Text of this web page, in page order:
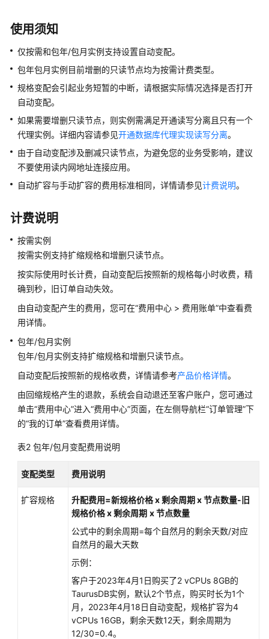
予
使
用
TaurusDB
权
限
购
实
例
接
实
例
用
数
据
库
数
据
迁
实
例
管
理
看
TaurusDB
TaurusDB
使用须知
仅按需和包年/包月实例支持设置自动变配。
包年包月实例目前增删的只读节点均为按需计费类型。
规格变配会引起业务短暂的中断，请根据实际情况选择是否打开
自动变配。
如果需要增删只读节点，则实例需满足开通读写分离且只有一个
代理实例。详细内容请参见开通数据库代理实现读写分离。
由于自动变配涉及删减只读节点，为避免您的业务受影响，建议
不要使用读内网地址连接应用。
自动扩容与手动扩容的费用标准相同，详情请参见计费说明。
计费说明
按需实例
按需实例支持扩缩规格和增删只读节点。
按实际使用时长计费，自动变配后按照新的规格每小时收费，精
确到秒，旧订单自动失效。
由自动变配产生的费用，您可在“费用中心 > 费用账单”中查看费
用详情。
包年/包月实例
包年/包月实例支持扩缩规格和增删只读节点。
自动变配后按照新的规格收费，详情请参考产品价格详情。
由回缩规格产生的退款，系统会自动退还至客户账户，您可通过
单击“费用中心”进入“费用中心”页面，在左侧导航栏“订单管理”下
的“我的订单”查看费用详情。
表2 包年/包月变配费用说明
变配类型 费用说明
扩容规格
升配费用=新规格价格 x 剩余周期 x 节点数量-旧
规格价格 x 剩余周期 x 节点数量
公式中的剩余周期=每个自然月的剩余天数/对应
自然月的最大天数
示例：
客户于2023年4月1日购买了2 vCPUs 8GB的
TaurusDB实例，默认2个节点，购买时长为1个
月，2023年4月18日自动变配，规格扩容为4
vCPUs 16GB，剩余天数12天，剩余周期为
12/30=0.4。